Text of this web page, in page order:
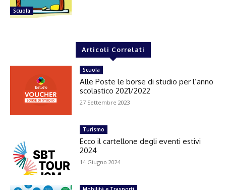
Scuola
Articoli Correlati
Scuola
Alle Poste le borse di studio per l’anno
scolastico 2021/2022
27 Settembre 2023
Turismo
Ecco il cartellone degli eventi estivi
2024
14 Giugno 2024